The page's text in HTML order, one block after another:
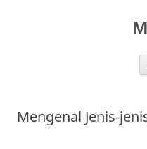
Mengenal Jenis-